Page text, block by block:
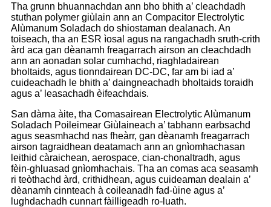
Tha grunn bhuannachdan ann bho bhith a’ cleachdadh
stuthan polymer giùlain ann an Compacitor Electrolytic
Alùmanum Soladach do shiostaman dealanach. An
toiseach, tha an ESR ìosal agus na rangachadh sruth-crith
àrd aca gan dèanamh freagarrach airson an cleachdadh
ann an aonadan solar cumhachd, riaghladairean
bholtaids, agus tionndairean DC-DC, far am bi iad a’
cuideachadh le bhith a’ daingneachadh bholtaids toraidh
agus a’ leasachadh èifeachdais.
San dàrna àite, tha Comasairean Electrolytic Alùmanum
Soladach Poileimear Giùlaineach a’ tabhann earbsachd
agus seasmhachd nas fheàrr, gan dèanamh freagarrach
airson tagraidhean deatamach ann an gnìomhachasan
leithid càraichean, aerospace, cian-chonaltradh, agus
fèin-ghluasad gnìomhachais. Tha an comas aca seasamh
ri teòthachd àrd, crithidhean, agus cuideaman dealain a’
dèanamh cinnteach à coileanadh fad-ùine agus a’
lughdachadh cunnart fàilligeadh ro-luath.